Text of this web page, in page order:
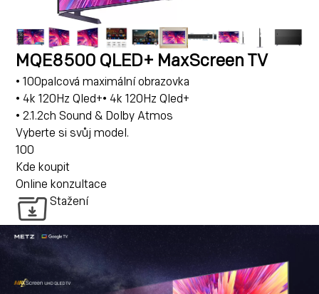
MQE8500 QLED+ MaxScreen TV
• 100palcová maximální obrazovka
• 4k 120Hz Qled+• 4k 120Hz Qled+
• 2.1.2ch Sound & Dolby Atmos
Vyberte si svůj model.
100
Kde koupit
Online konzultace
Stažení